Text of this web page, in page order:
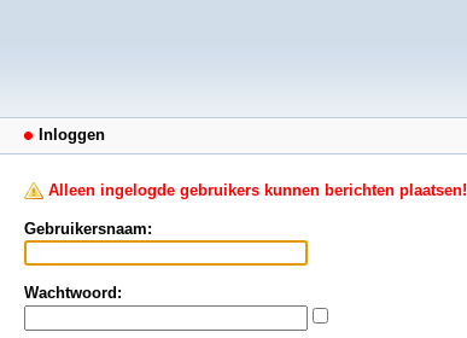
Inloggen
Alleen ingelogde gebruikers kunnen berichten plaatsen!
Gebruikersnaam:
Wachtwoord: